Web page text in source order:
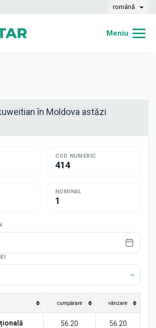
română
Meniu
Case de schimb
Transferuri de bani
în Moldova astăzi
COD NUMERIC
414
NOMINAL
1
cumpărare vânzare
56.20 56.20